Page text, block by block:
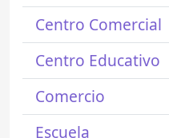
Centro Comercial
Centro Educativo
Comercio
Escuela